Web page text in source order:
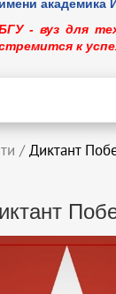
имени академика
- вуз для
к
/ Диктант